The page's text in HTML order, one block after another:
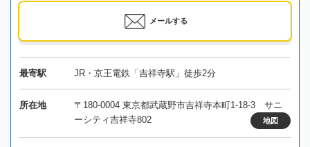
メールする
最寄駅 JR・京王電鉄「吉祥寺駅」徒歩2分
所在地
〒180-0004 東京都武蔵野市吉祥寺本町1-18-3 サニ
ーシティ吉祥寺802
地図